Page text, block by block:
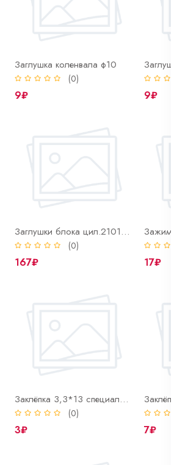
Заглушка коленвала ф10
(0)
9₽ 9₽
Заглушки блока цил.2101 (d40-5шт,d25-1шт) к-т
(0)
167₽
Зажим
17₽
Заклёпка 3,3*13 специальная (гвоздь)
(0)
3₽ 7₽